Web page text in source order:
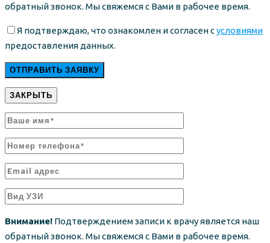
обратный звонок. Мы свяжемся с Вами в рабочее время.
Я подтверждаю, что ознакомлен и согласен сусловиями
предоставления данных.
ЗАКРЫТЬ
Внимание! Подтверждением записи к врачу является наш
обратный звонок. Мы свяжемся с Вами в рабочее время.